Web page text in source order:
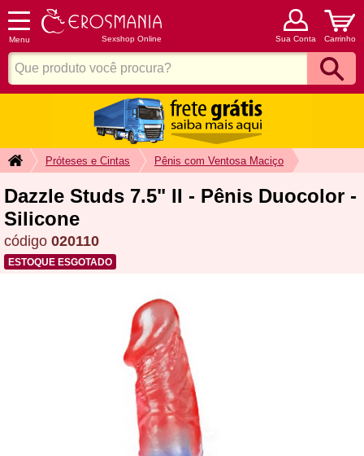
Menu Sexshop Online Sua Conta Carrinho
Próteses e Cintas Pênis com Ventosa Maciço
Dazzle Studs 7.5" II - Pênis Duocolor -
Silicone
código 020110
ESTOQUE ESGOTADO